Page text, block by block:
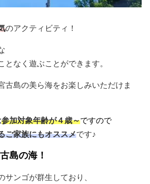
のアクティビティ！
となく遊ぶことができます。
古島の美ら海をお楽しみいただけま
参加対象年齢が４歳～ですので
ご家族にもオススメです♪
島の海！
サンゴが群生しており、